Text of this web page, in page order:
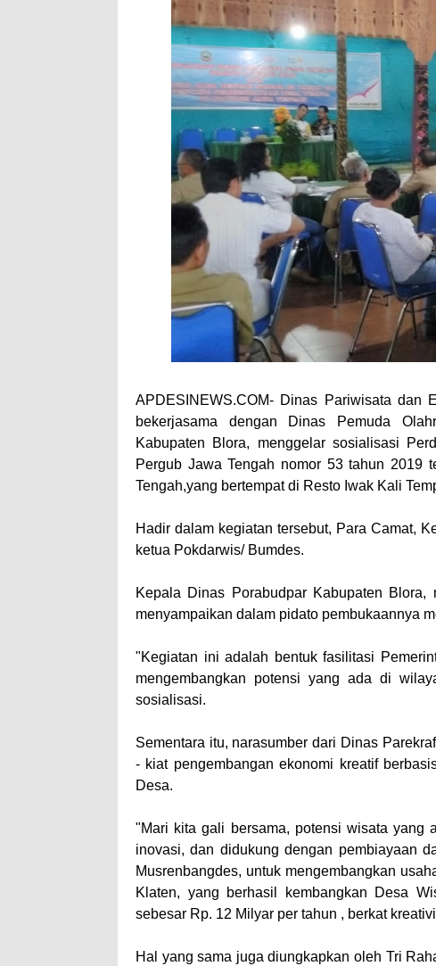
APDESINEWS.COM- Dinas Pariwisata dan
bekerjasama dengan Dinas Pemuda
Kabupaten Blora, menggelar sosialisasi
Pergub Jawa Tengah nomor 53 tahun 2019
Tengah,yang bertempat di Resto Iwak Kali
Hadir dalam kegiatan tersebut, Para Camat,
ketua Pokdarwis/ Bumdes.
Kepala Dinas Porabudpar Kabupaten
menyampaikan dalam pidato pembukaannya
"Kegiatan ini adalah bentuk fasilitasi
mengembangkan potensi yang ada di
sosialisasi.
Sementara itu, narasumber dari Dinas
- kiat pengembangan ekonomi kreatif
Desa.
"Mari kita gali bersama, potensi wisata yang
inovasi, dan didukung dengan pembiayaan
Musrenbangdes, untuk mengembangkan
Klaten, yang berhasil kembangkan Desa
sebesar Rp. 12 Milyar per tahun , berkat
Hal yang sama juga diungkapkan oleh Tri